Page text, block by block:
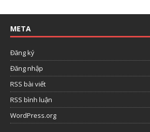
META
Đăng ký
Đăng nhập
RSS bài viết
RSS bình luận
WordPress.org